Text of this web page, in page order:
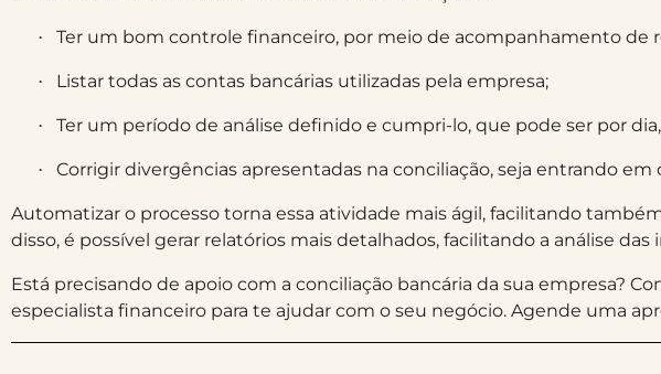
· Ter um bom controle financeiro, por meio de acompanhamento de
· Listar todas as contas bancárias utilizadas pela empresa;
· Ter um período de análise definido e cumpri-lo, que pode ser por
· Corrigir divergências apresentadas na conciliação, seja entrando
Automatizar o processo torna essa atividade mais ágil, facilitando
disso, é possível gerar relatórios mais detalhados, facilitando a análise das
Está precisando de apoio com a conciliação bancária da sua empresa?
especialista financeiro para te ajudar com o seu negócio. Agende uma